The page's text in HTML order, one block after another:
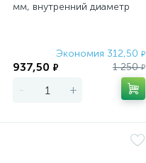
мм, внутренний диаметр
Экономия 312,50 ₽
937,50 ₽ 1 250₽
- +